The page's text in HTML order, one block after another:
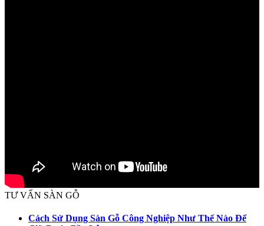
TƯ VẤN SÀN GỖ
Cách Sử Dụng Sàn Gỗ Công Nghiệp Như Thế Nào Để